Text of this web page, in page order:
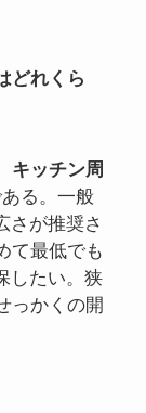
どれくら
キッチン周
る。一般
さが推奨さ
て最低でも
したい。狭
っかくの開